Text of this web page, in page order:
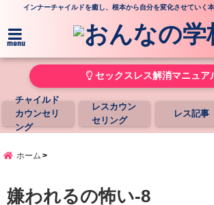
インナーチャイルドを癒し、根本から自分を変化させていく
menu
セックスレス解消マニュア
チャイルド
カウンセリ
ング
レスカウン
セリング
レス記事
ホーム
嫌われるの怖い-8